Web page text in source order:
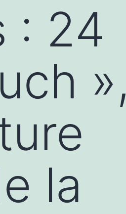
: 24
»,
la